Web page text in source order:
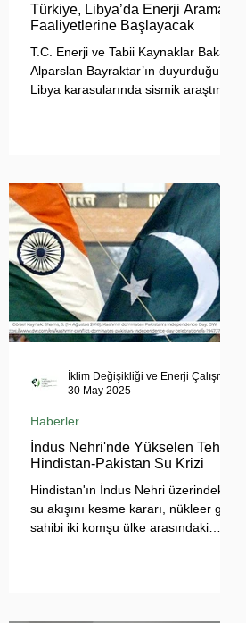
Türkiye, Libya’da Enerji Arama
Faaliyetlerine Başlayacak
T.C. Enerji ve Tabii Kaynaklar Bakanı
Alparslan Bayraktar’ın duyurduğu
Libya karasularında sismik araştırma
İndus Nehri'nde Yükselen Tehdit:
Hindistan-Pakistan Su Krizi
Hindistan'ın İndus Nehri üzerindeki
su akışını kesme kararı, nükleer güç
sahibi iki komşu ülke arasındaki
Haberler
30 May 2025